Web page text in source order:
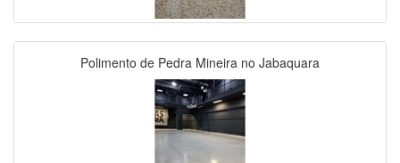
Polimento de Pedra Mineira no Jabaquara